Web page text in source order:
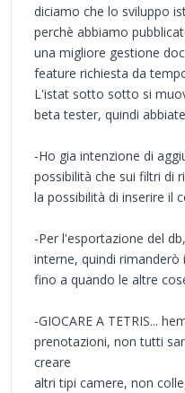
diciamo che lo sviluppo
perchè abbiamo
una migliore gestione
feature richiesta da
L'istat sotto sotto si
beta tester, quindi
-Ho gia intenzione di
possibilità che sui filtri di
la possibilità di inserire il
-Per l'esportazione del
interne, quindi rimanderò
fino a quando le altre
-GIOCARE A TETRIS...
prenotazioni, non tutti
creare
altri tipi camere, non